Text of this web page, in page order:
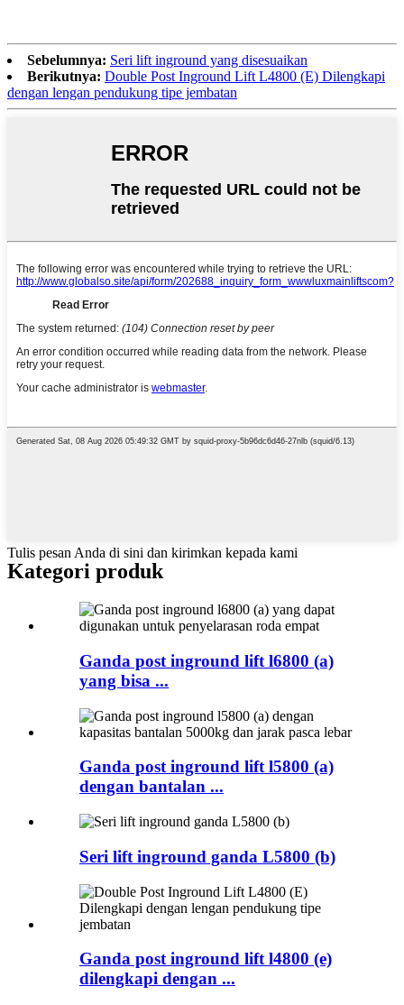
Sebelumnya: Seri lift inground yang disesuaikan
Berikutnya: Double Post Inground Lift L4800 (E) Dilengkapi
dengan lengan pendukung tipe jembatan
Tulis pesan Anda di sini dan kirimkan kepada kami
Kategori produk
Ganda post inground lift l6800 (a)
yang bisa ...
Ganda post inground lift l5800 (a)
dengan bantalan ...
Seri lift inground ganda L5800 (b)
Ganda post inground lift l4800 (e)
dilengkapi dengan ...